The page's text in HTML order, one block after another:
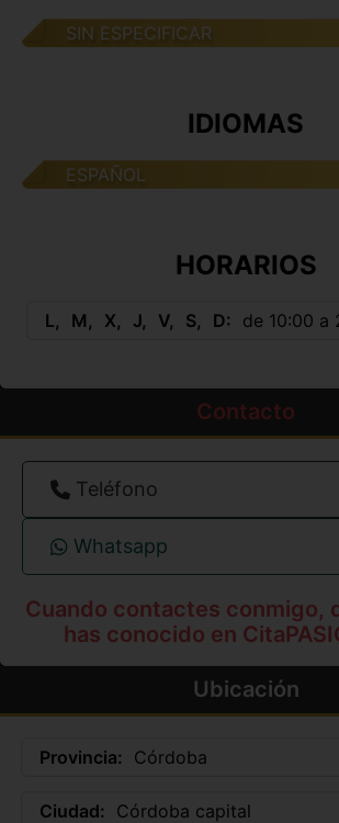
SIN ESPECIFICAR
IDIOMAS
ESPAÑOL
HORARIOS
L M X J V S D de 10:00 a
Contacto
Teléfono
Whatsapp
Cuando contactes conmigo,
has conocido en
Ubicación
Provincia: Córdoba
Ciudad: Córdoba capital